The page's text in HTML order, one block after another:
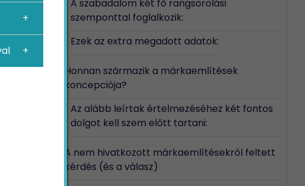
A szabadalom két fő rangsorolási
szemponttal foglalkozik:
Ezek az extra megadott adatok:
Honnan származik a márkaemlítések
koncepciója?
Az alább leírtak értelmezéséhez két fontos
dolgot kell szem előtt tartani:
A nem hivatkozott márkaemlítésekről feltett
kérdés (és a válasz)